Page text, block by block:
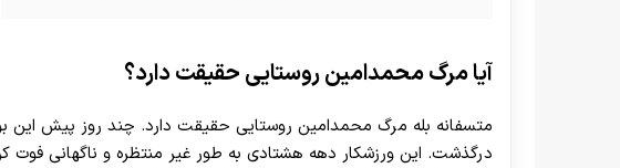
آیا مرگ محمدامین روستایی حقیقت دارد؟
متسفانه بله مرگ محمدامین روستایی حقیقت دارد. چند روز پیش این
درگذشت. این ورزشکار دهه هشتادی به طور غیر منتظره و ناگهانی